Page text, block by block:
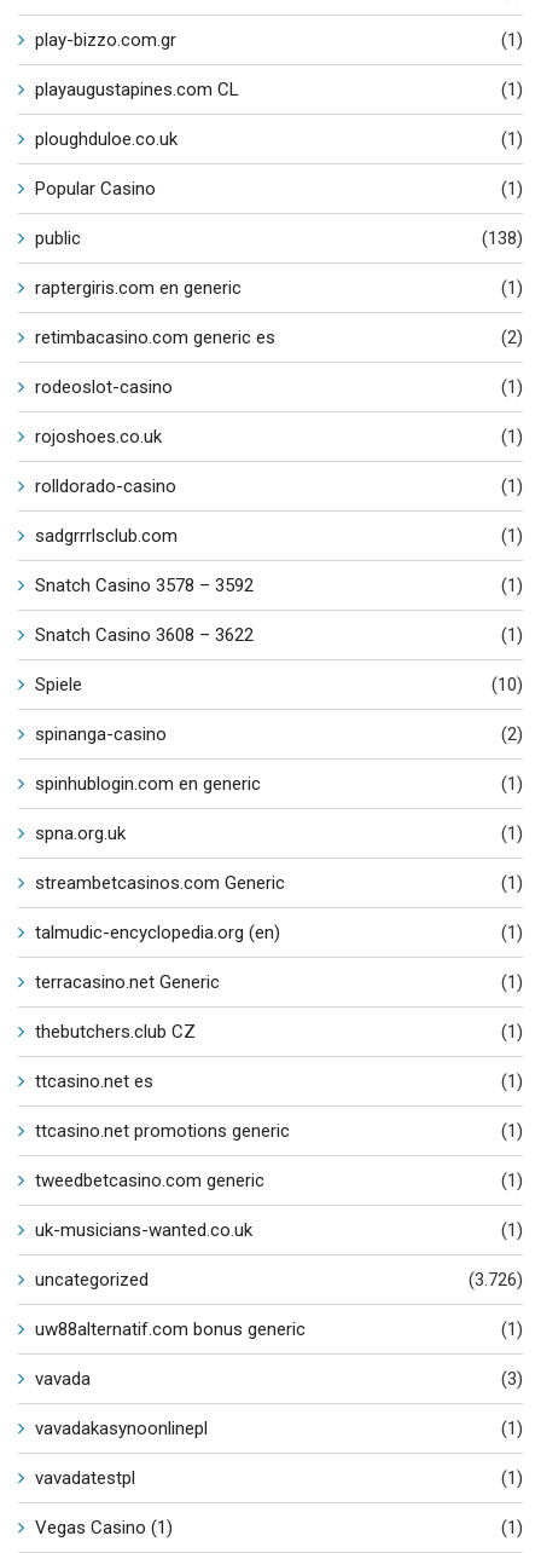
play-bizzo.com.gr (1)
playaugustapines.com CL (1)
ploughduloe.co.uk (1)
Popular Casino (1)
public (138)
raptergiris.com en generic (1)
retimbacasino.com generic es (2)
rodeoslot-casino (1)
rojoshoes.co.uk (1)
rolldorado-casino (1)
sadgrrrlsclub.com (1)
Snatch Casino 3578 – 3592 (1)
Snatch Casino 3608 – 3622 (1)
Spiele (10)
spinanga-casino (2)
spinhublogin.com en generic (1)
spna.org.uk (1)
streambetcasinos.com Generic (1)
talmudic-encyclopedia.org (en) (1)
terracasino.net Generic (1)
thebutchers.club CZ (1)
ttcasino.net es (1)
ttcasino.net promotions generic (1)
tweedbetcasino.com generic (1)
uk-musicians-wanted.co.uk (1)
uncategorized (3.726)
uw88alternatif.com bonus generic (1)
vavada (3)
vavadakasynoonlinepl (1)
vavadatestpl (1)
Vegas Casino (1) (1)